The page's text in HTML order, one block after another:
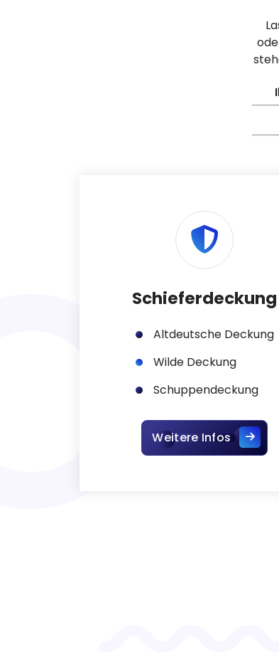
Schieferdeckung
Altdeutsche Deckung
Wilde Deckung
Schuppendeckung
Weitere Infos